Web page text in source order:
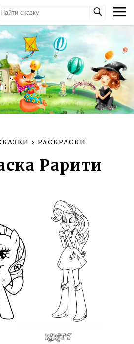
› РАСКРАСКИ
Рарити